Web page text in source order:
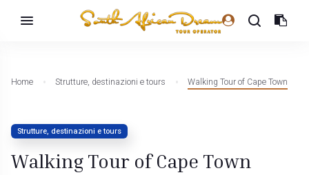
Home Strutture, destinazioni e tours Walking Tour of Cape Town
Strutture, destinazioni e tours
Walking Tour of Cape Town